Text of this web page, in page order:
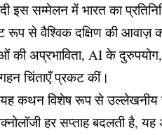
इस सम्मेलन में भारत का
रूप से वैश्विक दक्षिण की आवाज़
की अप्रभाविता, AI के
चिंताएँ प्रकट कीं।
यह कथन विशेष रूप से उल्लेखनीय
हर सप्ताह बदलती है, यह